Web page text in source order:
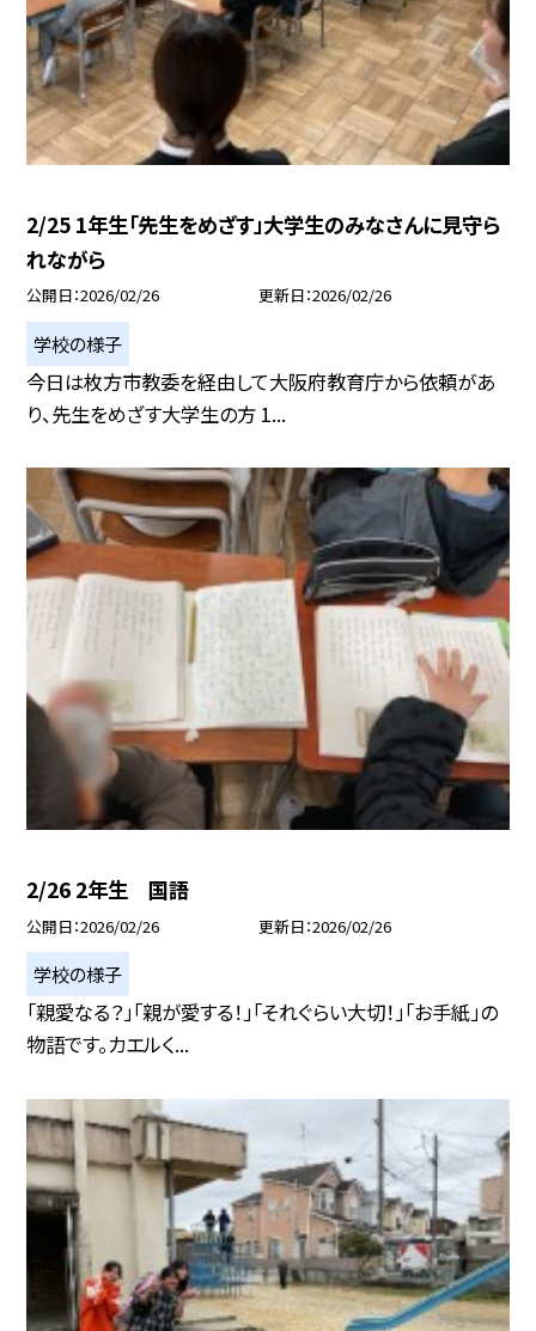
2/25 1年生「先生をめざす」大学生のみなさんに見守ら
れながら
公開日 2026/02/26 更新日 2026/02/26
学校の様子
今日は枚方市教委を経由して大阪府教育庁から依頼があ
り、先生をめざす大学生の方 1...
2/26 2年生 国語
公開日 2026/02/26 更新日 2026/02/26
学校の様子
「親愛なる？」「親が愛する！」「それぐらい大切！」「お手紙」の
物語です。カエルく...